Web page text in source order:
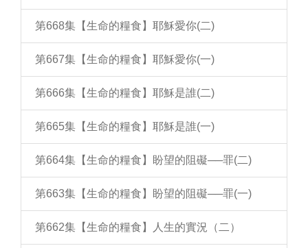
第668集【生命的糧食】耶穌愛你(二)
第667集【生命的糧食】耶穌愛你(一)
第666集【生命的糧食】耶穌是誰(二)
第665集【生命的糧食】耶穌是誰(一)
第664集【生命的糧食】盼望的阻礙──罪(二)
第663集【生命的糧食】盼望的阻礙──罪(一)
第662集【生命的糧食】人生的實況（二）